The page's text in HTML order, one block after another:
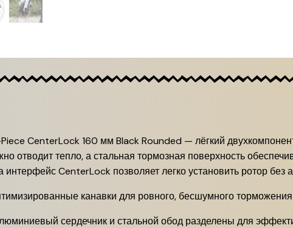
CenterLock 160 мм Black Rounded — лёгкий
отводит тепло, а стальная тормозная поверхность
CenterLock позволяет легко установить ротор без
канавки для ровного, бесшумного торможения
сердечник и стальной обод разделены для